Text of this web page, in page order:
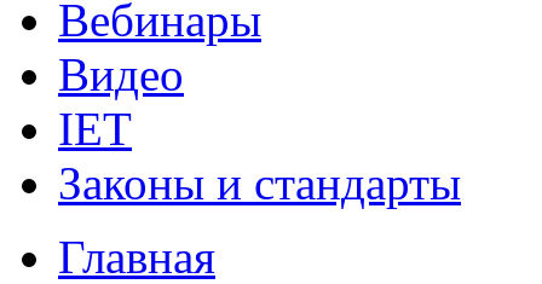
Вебинары
Видео
IET
Законы и стандарты
Главная